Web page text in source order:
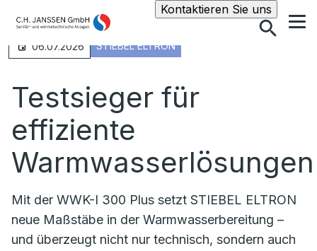
Kontaktieren Sie unsSuche
06.07.2026 STIEBEL ELTRON
Testsieger für
effiziente
Warmwasserlösungen
Mit der WWK-I 300 Plus setzt STIEBEL ELTRON
neue Maßstäbe in der Warmwasserbereitung –
und überzeugt nicht nur technisch, sondern auch